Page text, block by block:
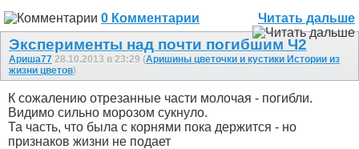
0 Комментарии Читать дальше
Эксперименты над почти погибшим Ч2
Ариша77 28.10.2013 в 23:29 (Аришины цветочки и кустики Истории из
жизни цветов)
К сожалению отрезанные части молочая - погибли.
Видимо сильно морозом сукнуло.
Та часть, что была с корнями пока держится - но
признаков жизни не подает